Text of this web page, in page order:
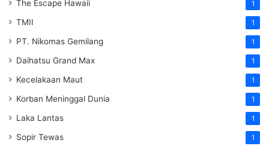
The Escape Hawaii 1
TMII 1
PT. Nikomas Gemilang 1
Daihatsu Grand Max 1
Kecelakaan Maut 1
Korban Meninggal Dunia 1
Laka Lantas 1
Sopir Tewas 1